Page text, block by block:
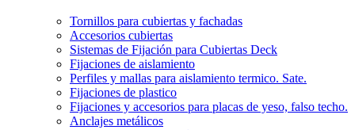
Tornillos para cubiertas y fachadas
Accesorios cubiertas
Sistemas de Fijación para Cubiertas Deck
Fijaciones de aislamiento
Perfiles y mallas para aislamiento termico. Sate.
Fijaciones de plastico
Fijaciones y accesorios para placas de yeso, falso techo.
Anclajes metálicos